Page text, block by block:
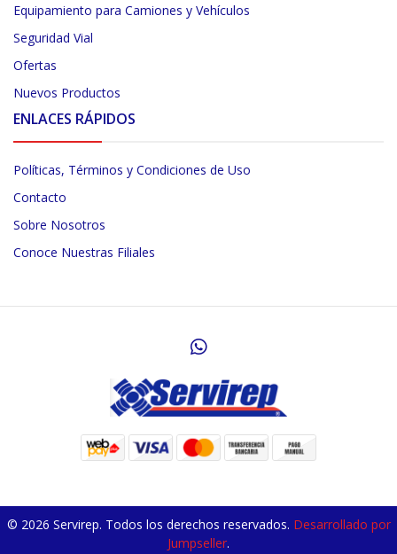
Equipamiento para Camiones y Vehículos
Seguridad Vial
Ofertas
Nuevos Productos
ENLACES RÁPIDOS
Políticas, Términos y Condiciones de Uso
Contacto
Sobre Nosotros
Conoce Nuestras Filiales
© 2026 Servirep. Todos los derechos reservados. Desarrollado por
Jumpseller.